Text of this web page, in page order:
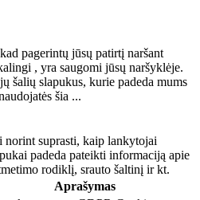
pagerintų jūsų patirtį naršant
, yra saugomi jūsų naršyklėje.
šalių slapukus, kurie padeda mums
šia ...
suprasti, kaip lankytojai
padeda pateikti informaciją apie
rodiklį, srauto šaltinį ir kt.
Aprašymas